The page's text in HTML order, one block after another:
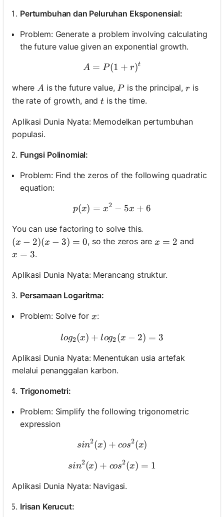
Pertumbuhan dan Peluruhan Eksponensial:
Problem: Generate a problem involving calculating
the future value given an exponential growth.
A = P (1 + r) ^ t
A = P(1 + r)t
where A
A is the future value, P
Pis the principal, r
r is
the rate of growth, andt
t is the time.
Aplikasi Dunia Nyata: Memodelkan pertumbuhan
populasi.
Fungsi Polinomial:
Problem: Find the zeros of the following quadratic
equation:
p(x) = x^2 - 5x + 6
p(x) = x2 − 5x + 6
You can use factoring to solve this.
(x-2)(x-3) = 0
(x − 2)(x − 3) = 0, so the zeros arex=2
x = 2 and
x=3
x = 3.
Aplikasi Dunia Nyata: Merancang struktur.
Persamaan Logaritma:
Problem: Solve for x
x:
log_2(x) + log_2(x-2) = 3
log2(x) + log2(x − 2) = 3
Aplikasi Dunia Nyata: Menentukan usia artefak
melalui penanggalan karbon.
Trigonometri:
Problem: Simplify the following trigonometric
expression
sin^2(x) + cos^2(x)
sin2(x) + cos2(x)
sin^2(x) + cos^2(x) = 1
sin2(x) + cos2(x) = 1
Aplikasi Dunia Nyata: Navigasi.
Irisan Kerucut: